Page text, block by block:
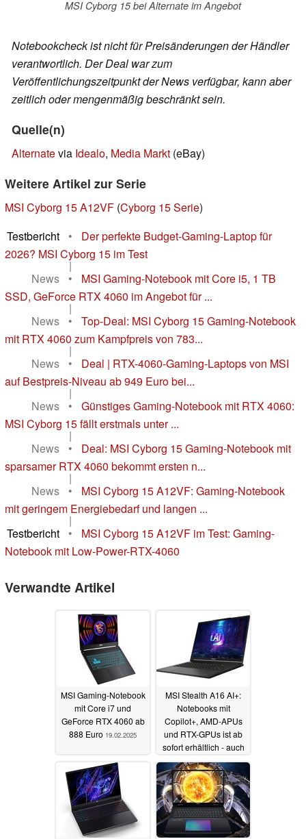
MSI Cyborg 15 bei Alternate im Angebot
Notebookcheck ist nicht für Preisänderungen der Händler
verantwortlich. Der Deal war zum
Veröffentlichungszeitpunkt der News verfügbar, kann aber
zeitlich oder mengenmäßig beschränkt sein.
Quelle(n)
Alternatevia Idealo, Media Markt (eBay)
Weitere Artikel zur Serie
MSI Cyborg 15 A12VF (Cyborg 15 Serie)
Testbericht
•
Der perfekte Budget-Gaming-Laptop für
2026? MSI Cyborg 15 im Test
|
News
•
MSI Gaming-Notebook mit Core i5, 1 TB
SSD, GeForce RTX 4060 im Angebot für ...
|
News
•
Top-Deal: MSI Cyborg 15 Gaming-Notebook
mit RTX 4060 zum Kampfpreis von 783...
|
News
•
Deal | RTX-4060-Gaming-Laptops von MSI
auf Bestpreis-Niveau ab 949 Euro bei...
|
News
•
Günstiges Gaming-Notebook mit RTX 4060:
MSI Cyborg 15 fällt erstmals unter ...
|
News
•
Deal: MSI Cyborg 15 Gaming-Notebook mit
sparsamer RTX 4060 bekommt ersten n...
|
News
•
MSI Cyborg 15 A12VF: Gaming-Notebook
mit geringem Energiebedarf und langen ...
|
Testbericht
•
MSI Cyborg 15 A12VF im Test: Gaming-
Notebook mit Low-Power-RTX-4060
Verwandte Artikel
MSI Gaming-Notebook
mit Core i7 und
GeForce RTX 4060 ab
888 Euro 19.02.2025
MSI Stealth A16 AI+:
Notebooks mit
Copilot+, AMD-APUs
und RTX-GPUs ist ab
sofort erhältlich - auch
mit 4K-Mini-LED
07.11.2024